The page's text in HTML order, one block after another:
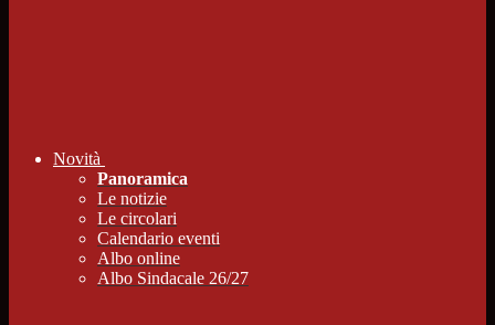
Novità
Panoramica
Le notizie
Le circolari
Calendario eventi
Albo online
Albo Sindacale 26/27